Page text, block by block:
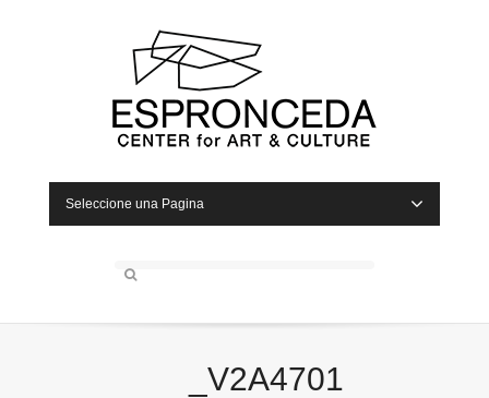
Seleccione una Pagina
_V2A4701